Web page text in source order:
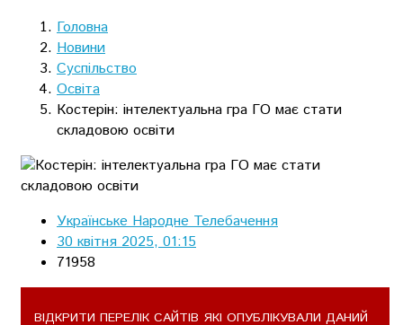
Головна
Новини
Суспільство
Освіта
Костерін: інтелектуальна гра ГО має стати
складовою освіти
Українське Народне Телебачення
30 квітня 2025, 01:15
71958
ВІДКРИТИ ПЕРЕЛІК САЙТІВ ЯКІ ОПУБЛІКУВАЛИ ДАНИЙ